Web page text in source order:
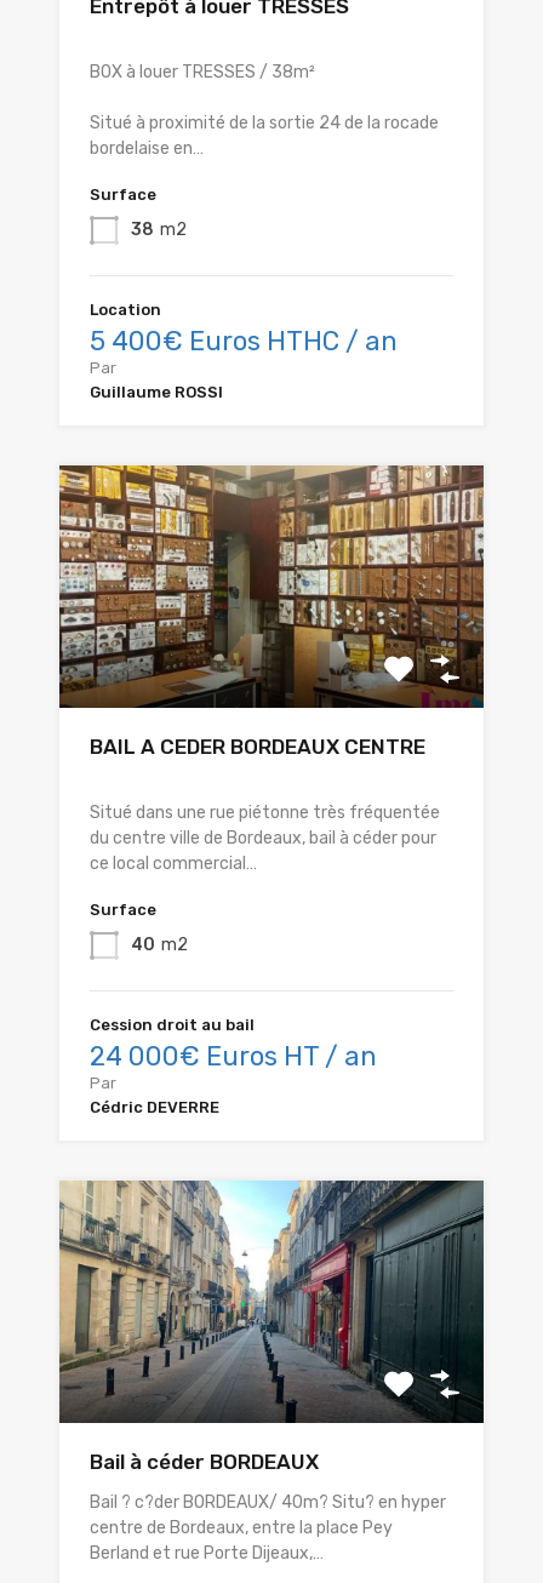
Entrepôt à louer TRESSES
BOX à louer TRESSES / 38m²
Situé à proximité de la sortie 24 de la rocade
bordelaise en…
Surface
38 m2
Location
5 400€ Euros HTHC / an
Par
Guillaume ROSSI
BAIL A CEDER BORDEAUX CENTRE
Situé dans une rue piétonne très fréquentée
du centre ville de Bordeaux, bail à céder pour
ce local commercial…
Surface
40 m2
Cession droit au bail
24 000€ Euros HT / an
Par
Cédric DEVERRE
Bail à céder BORDEAUX
Bail ? c?der BORDEAUX/ 40m? Situ? en hyper
centre de Bordeaux, entre la place Pey
Berland et rue Porte Dijeaux,…